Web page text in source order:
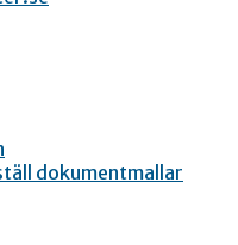
dokumentmallar